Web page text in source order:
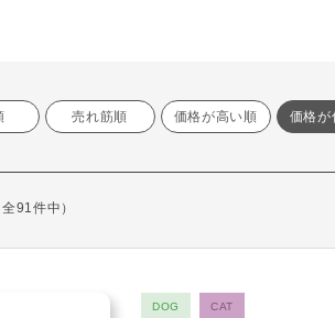
売れ筋順 価格が高い順 価格が
91件中）
DOG CAT